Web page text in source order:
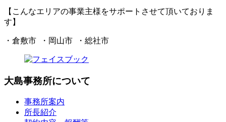
【こんなエリアの事業主様をサポートさせて頂いておりま
す】
・倉敷市 ・岡山市 ・総社市
大島事務所について
事務所案内
所長紹介